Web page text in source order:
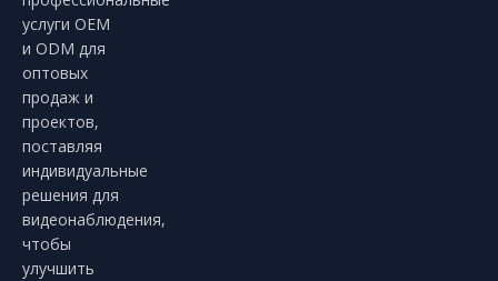
услуги OEM
и ODM для
оптовых
продаж и
проектов,
поставляя
индивидуальные
решения для
видеонаблюдения,
чтобы
улучшить